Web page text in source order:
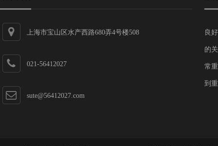
上海市宝山区水产西路680弄4号楼508
021-56412027
sute@56412027.com
良
的
常
到